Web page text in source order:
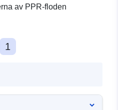
av PPR-floden
1